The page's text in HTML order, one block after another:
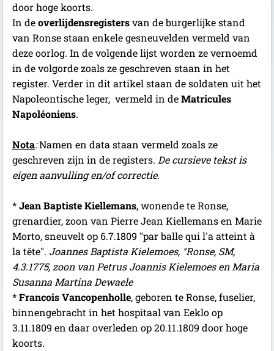
door hoge koorts.
In deoverlijdensregistersvan de burgerlijke stand
van Ronse staan enkele gesneuvelden vermeld van
deze oorlog. In de volgende lijst worden ze vernoemd
in de volgorde zoals ze geschreven staan in het
register. Verder in dit artikel staan de soldaten uit het
Napoleontische leger, vermeld in deMatricules
Napoléoniens.
Nota:Namen en data staan vermeld zoals ze
geschreven zijn in de registers. De cursieve tekst is
eigen aanvulling en/of correctie.
*Jean Baptiste Kiellemans, wonende te Ronse,
grenardier, zoon van Pierre Jean Kiellemans en Marie
Morto, sneuvelt op 6.7.1809 "par balle qui l'a atteint à
la tête". Joannes Baptista Kielemoes, °Ronse, SM,
4.3.1775, zoon van Petrus Joannis Kielemoes en Maria
Susanna Martina Dewaele
*Francois Vancopenholle, geboren te Ronse, fuselier,
binnengebracht in het hospitaal van Eeklo op
3.11.1809 en daar overleden op 20.11.1809 door hoge
koorts.